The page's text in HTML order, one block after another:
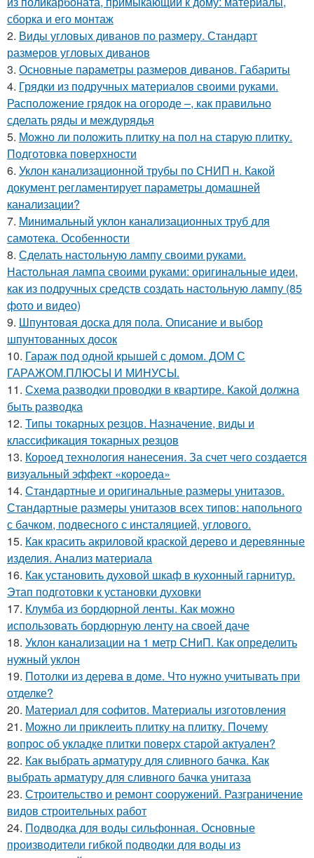
сборка и его монтаж
2. Виды угловых диванов по размеру. Стандарт
размеров угловых диванов
3. Основные параметры размеров диванов. Габариты
4. Грядки из подручных материалов своими руками.
Расположение грядок на огороде –, как правильно
сделать ряды и междурядья
5. Можно ли положить плитку на пол на старую плитку.
Подготовка поверхности
6. Уклон канализационной трубы по СНИП н. Какой
документ регламентирует параметры домашней
канализации?
7. Минимальный уклон канализационных труб для
самотека. Особенности
8. Сделать настольную лампу своими руками.
Настольная лампа своими руками: оригинальные идеи,
как из подручных средств создать настольную лампу (85
фото и видео)
9. Шпунтовая доска для пола. Описание и выбор
шпунтованных досок
10. Гараж под одной крышей с домом. ДОМ С
ГАРАЖОМ.ПЛЮСЫ И МИНУСЫ.
11. Схема разводки проводки в квартире. Какой должна
быть разводка
12. Типы токарных резцов. Назначение, виды и
классификация токарных резцов
13. Короед технология нанесения. За счет чего создается
визуальный эффект «короеда»
14. Стандартные и оригинальные размеры унитазов.
Стандартные размеры унитазов всех типов: напольного
с бачком, подвесного с инсталяцией, углового.
15. Как красить акриловой краской дерево и деревянные
изделия. Анализ материала
16. Как установить духовой шкаф в кухонный гарнитур.
Этап подготовки к установки духовки
17. Клумба из бордюрной ленты. Как можно
использовать бордюрную ленту на своей даче
18. Уклон канализации на 1 метр СНиП. Как определить
нужный уклон
19. Потолки из дерева в доме. Что нужно учитывать при
отделке?
20. Материал для софитов. Материалы изготовления
21. Можно ли приклеить плитку на плитку. Почему
вопрос об укладке плитки поверх старой актуален?
22. Как выбрать арматуру для сливного бачка. Как
выбрать арматуру для сливного бачка унитаза
23. Строительство и ремонт сооружений. Разграничение
видов строительных работ
24. Подводка для воды сильфонная. Основные
производители гибкой подводки для воды из